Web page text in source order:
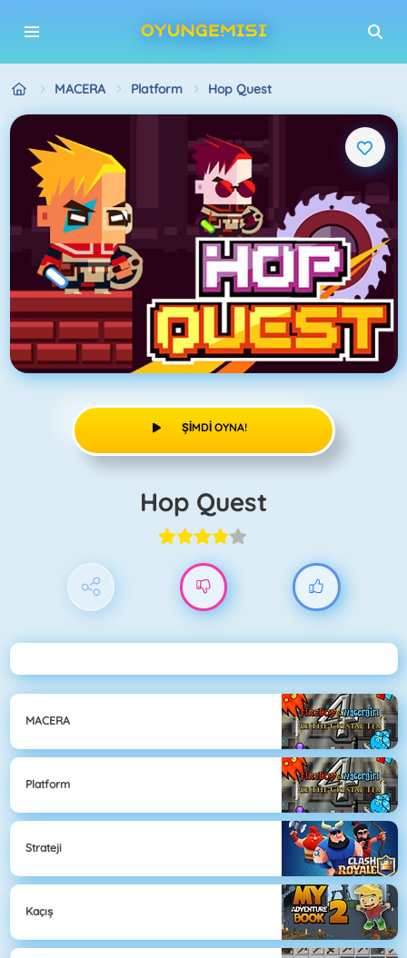
MACERA Platform Hop Quest
ŞIMDI OYNA!
Hop Quest
MACERA
Platform
Strateji
Kaçış